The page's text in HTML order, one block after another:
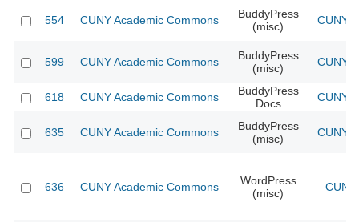
554 CUNY Academic Commons
BuddyPress
(misc)
CUNY
599 CUNY Academic Commons
BuddyPress
(misc)
CUNY
618 CUNY Academic Commons
BuddyPress
Docs
CUNY
635 CUNY Academic Commons
BuddyPress
(misc)
CUNY
636 CUNY Academic Commons
WordPress
(misc)